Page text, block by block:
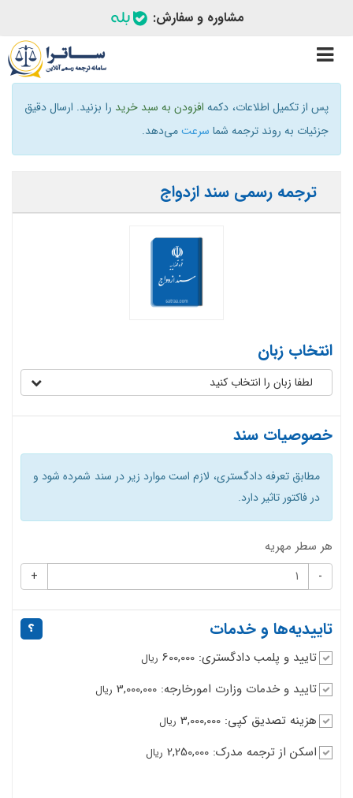
مشاوره و سفارش:
Toggle
navigation
پس از تکمیل اطلاعات، دکمه افزودن به سبد خرید را بزنید. ارسال دقیق
جزئیات به روند ترجمه شما سرعتمی‌دهد.
ترجمه رسمی سند ازدواج
انتخاب زبان
لطفا زبان را انتخاب کنید
خصوصیات سند
مطابق تعرفه دادگستری، لازم است موارد زیر در سند شمرده شود و
در فاکتور تاثیر دارد.
هر سطر مهریه
-
+
تاییدیه‌ها و خدمات
تایید و پلمب دادگستری: 600,000 ریال
تایید و خدمات وزارت امورخارجه: 3,000,000 ریال
هزینه تصدیق کپی: 3,000,000 ریال
اسکن از ترجمه مدرک: 2,250,000 ریال